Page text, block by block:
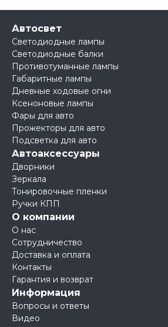
Автосвет
Светодиодные лампы
Светодиодные балки
Противотуманные лампы
Габаритные лампы
Дневные ходовые огни
Ксеноновые лампы
Фары для авто
Прожекторы для авто
Подсветка для авто
Автоаксессуары
Дворники
Зеркала
Тонировочные пленки
Ручки КПП
О компании
О нас
Сотрудничество
Доставка и оплата
Контакты
Гарантия и возврат
Информация
Вопросы и ответы
Видео